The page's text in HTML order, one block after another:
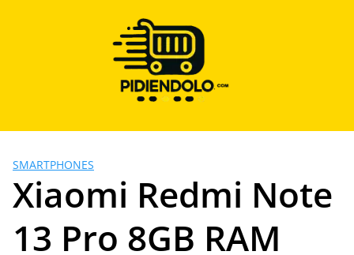
SMARTPHONES
Xiaomi Redmi Note
13 Pro 8GB RAM